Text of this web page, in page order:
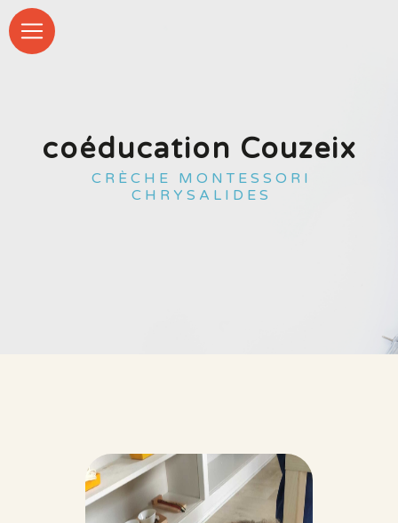
coéducation Couzeix
CRÈCHE MONTESSORI
CHRYSALIDES
Panneau de gestion des cookies